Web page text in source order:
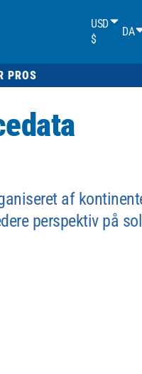
USD
$
DA
PROS
af
perspektiv på